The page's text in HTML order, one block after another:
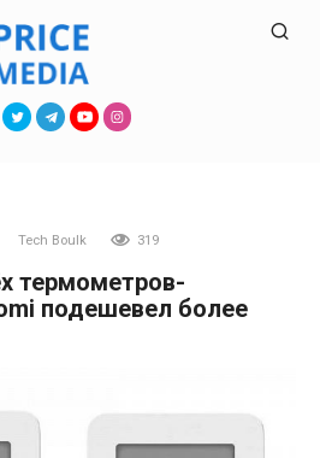
Tech Boulk 319
термометров-
подешевел более